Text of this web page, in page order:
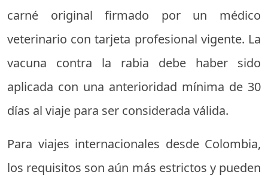
carné original firmado por un médico
veterinario con tarjeta profesional vigente. La
vacuna contra la rabia debe haber sido
aplicada con una anterioridad mínima de 30
días al viaje para ser considerada válida.
Para viajes internacionales desde Colombia,
los requisitos son aún más estrictos y pueden